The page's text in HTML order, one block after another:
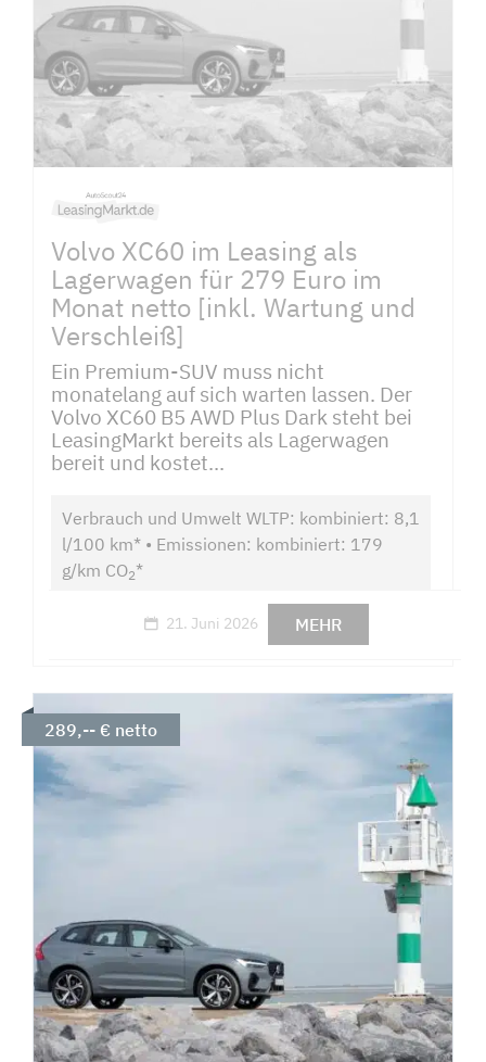
Volvo XC60 im Leasing als
Lagerwagen für 279 Euro im
Monat netto [inkl. Wartung und
Verschleiß]
Ein Premium-SUV muss nicht
monatelang auf sich warten lassen. Der
Volvo XC60 B5 AWD Plus Dark steht bei
LeasingMarkt bereits als Lagerwagen
bereit und kostet...
Verbrauch und Umwelt WLTP: kombiniert: 8,1
l/100 km* • Emissionen: kombiniert: 179
g/km CO2*
21. Juni 2026 MEHR
289,-- € netto